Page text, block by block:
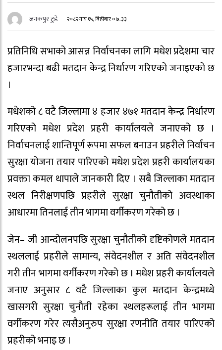
जनकपुर टुडे २०८२ माघ १५, बिहीबार ०७:३३
प्रतिनिधि सभाको आसन्न निर्वाचनका लागि मधेश प्रदेशमा चार
हजारभन्दा बढी मतदान केन्द्र निर्धारण गरिएको जनाइएको छ
।
मधेशको ८ वटै जिल्लामा ४ हजार ४७१ मतदान केन्द्र निर्धारण
गरिएको मधेश प्रदेश प्रहरी कार्यालयले जनाएको छ ।
निर्वाचनलाई शान्तिपूर्ण रूपमा सफल बनाउन प्रहरीले निर्वाचन
सुरक्षा योजना तयार पारिएको मधेश प्रदेश प्रहरी कार्यालयका
प्रवक्ता कमल थापाले जानकारी दिए । सबै जिल्लाका मतदान
स्थल निरीक्षणपछि प्रहरीले सुरक्षा चुनौतीको अवस्थाका
आधारमा तिनलाई तीन भागमा वर्गीकरण गरेको छ ।
जेन– जी आन्दोलनपछि सुरक्षा चुनौतीको दृष्टिकोणले मतदान
स्थललाई प्रहरीले सामान्य, संवेदनशील र अति संवेदनशील
गरी तीन भागमा वर्गीकरण गरेको छ । मधेश प्रहरी कार्यालयले
जनाए अनुसार ८ वटै जिल्लाका कुल मतदान केन्द्रमध्ये
खासगरी सुरक्षा चुनौती रहेका स्थलहरूलाई तीन भागमा
वर्गीकरण गरेर त्यसैअनुरुप सुरक्षा रणनीति तयार पारिएको
प्रहरीको भनाइ छ ।